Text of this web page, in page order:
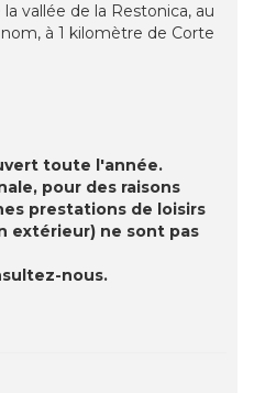
vallée de la Restonica, au
à 1 kilomètre de Corte
toute l'année.
pour des raisons
prestations de loisirs
extérieur) ne sont pas
nous.